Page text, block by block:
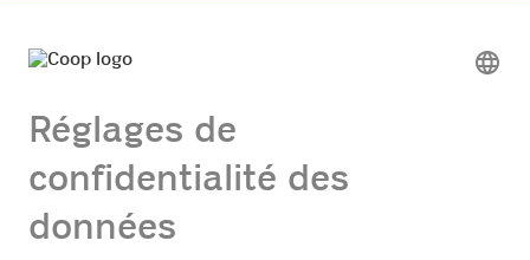
Tobias Küng
aujourd'hui Responsable du magasin en ligne de
En savoir plus